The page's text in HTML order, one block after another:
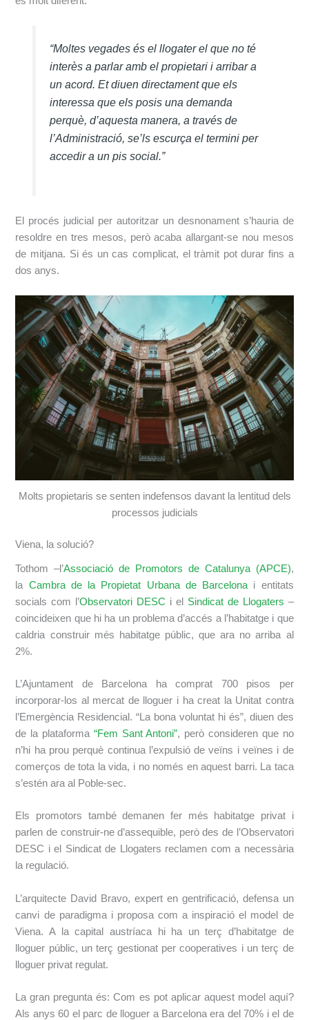
“Moltes vegades és el llogater el que no té
interès a parlar amb el propietari i arribar a
un acord. Et diuen directament que els
interessa que els posis una demanda
perquè, d’aquesta manera, a través de
l’Administració, se’ls escurça el termini per
accedir a un pis social.”
El procés judicial per autoritzar un desnonament s’hauria de
resoldre en tres mesos, però acaba allargant-se nou mesos
de mitjana. Si és un cas complicat, el tràmit pot durar fins a
dos anys.
Molts propietaris se senten indefensos davant la lentitud dels
processos judicials
Viena, la solució?
Tothom –l’Associació de Promotors de Catalunya (APCE),
la Cambra de la Propietat Urbana de Barcelona i entitats
socials com l’Observatori DESC i el Sindicat de Llogaters –
coincideixen que hi ha un problema d’accés a l’habitatge i que
caldria construir més habitatge públic, que ara no arriba al
2%.
L’Ajuntament de Barcelona ha comprat 700 pisos per
incorporar-los al mercat de lloguer i ha creat la Unitat contra
l’Emergència Residencial. “La bona voluntat hi és”, diuen des
de la plataforma “Fem Sant Antoni”, però consideren que no
n’hi ha prou perquè continua l’expulsió de veïns i veïnes i de
comerços de tota la vida, i no només en aquest barri. La taca
s’estén ara al Poble-sec.
Els promotors també demanen fer més habitatge privat i
parlen de construir-ne d’assequible, però des de l’Observatori
DESC i el Sindicat de Llogaters reclamen com a necessària
la regulació.
L’arquitecte David Bravo, expert en gentrificació, defensa un
canvi de paradigma i proposa com a inspiració el model de
Viena. A la capital austríaca hi ha un terç d’habitatge de
lloguer públic, un terç gestionat per cooperatives i un terç de
lloguer privat regulat.
La gran pregunta és: Com es pot aplicar aquest model aquí?
Als anys 60 el parc de lloguer a Barcelona era del 70% i el de